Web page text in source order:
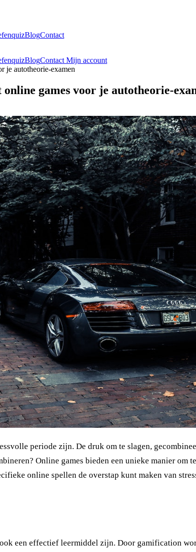
BlogContact
BlogContact Mijn account
je autotheorie-examen
online games voor je autotheorie-
periode zijn. De druk om te slagen,
Online games bieden een unieke manier
online spellen de overstap kunt maken van
een effectief leermiddel zijn. Door gamification